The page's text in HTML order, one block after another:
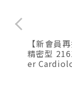
【新會員
精密型
er